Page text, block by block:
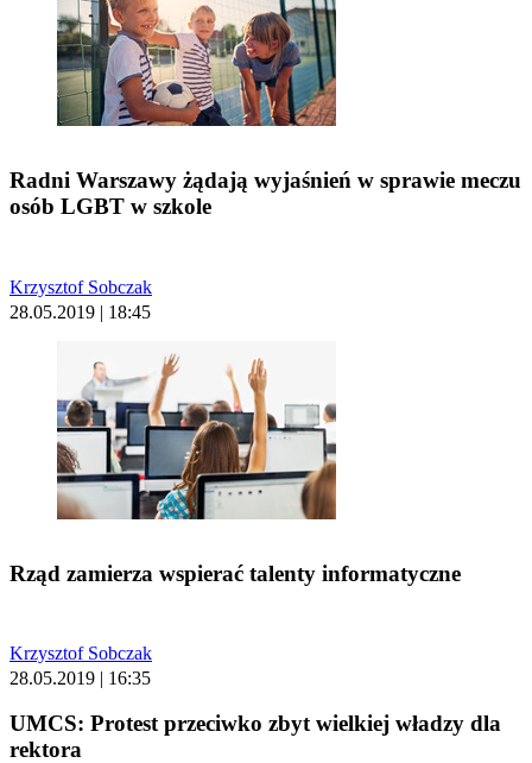
Radni Warszawy żądają wyjaśnień w sprawie meczu
osób LGBT w szkole
Krzysztof Sobczak
28.05.2019 | 18:45
Rząd zamierza wspierać talenty informatyczne
Krzysztof Sobczak
28.05.2019 | 16:35
UMCS: Protest przeciwko zbyt wielkiej władzy dla
rektora